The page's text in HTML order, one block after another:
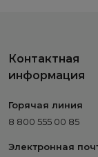
Контактная
информация
Горячая линия
8 800 555 00 85
Электронная